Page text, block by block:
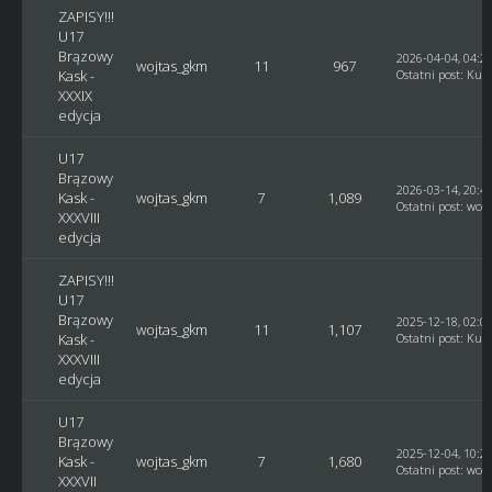
ZAPISY!!!
U17
Brązowy
Kask -
XXXIX
edycja
wojtas_gkm 11 967
2026-04-04,
Ostatni post: Kusy
U17
Brązowy
Kask -
XXXVIII
edycja
wojtas_gkm 7 1,089
2026-03-14,
Ostatni post:
ZAPISY!!!
U17
Brązowy
Kask -
XXXVIII
edycja
wojtas_gkm 11 1,107
2025-12-18,
Ostatni post: Kusy
U17
Brązowy
Kask -
XXXVII
wojtas_gkm 7 1,680
2025-12-04,
Ostatni post: